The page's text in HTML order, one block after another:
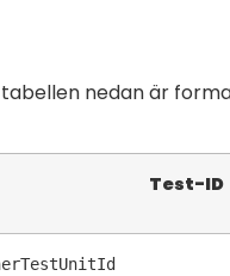
tabellen nedan är
Test-ID